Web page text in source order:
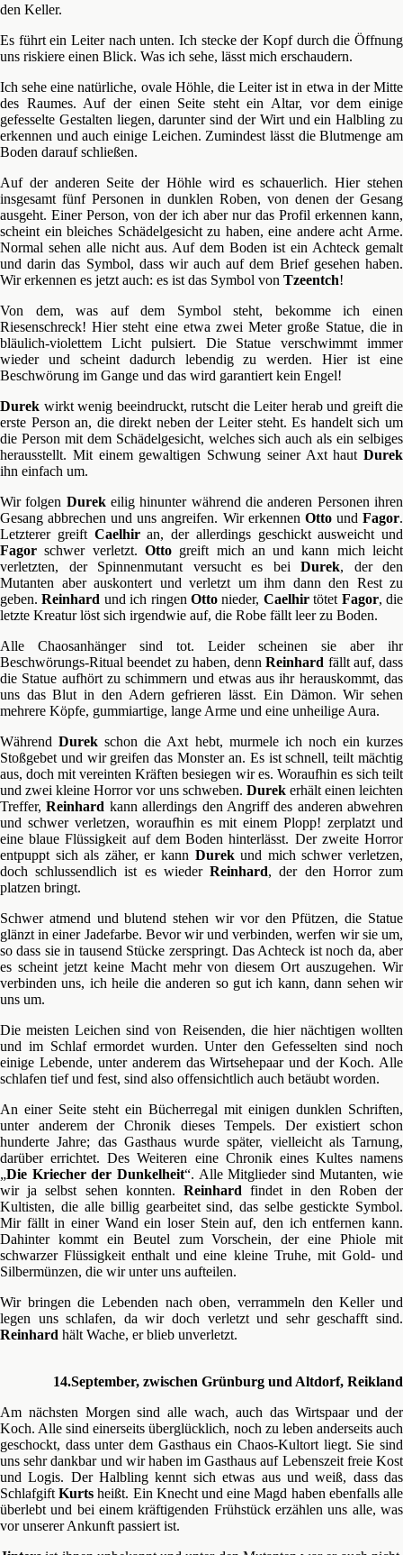
den Keller.
Es führt ein Leiter nach unten. Ich stecke der Kopf durch die Öffnung
uns riskiere einen Blick. Was ich sehe, lässt mich erschaudern.
Ich sehe eine natürliche, ovale Höhle, die Leiter ist in etwa in der Mitte
des Raumes. Auf der einen Seite steht ein Altar, vor dem einige
gefesselte Gestalten liegen, darunter sind der Wirt und ein Halbling zu
erkennen und auch einige Leichen. Zumindest lässt die Blutmenge am
Boden darauf schließen.
Auf der anderen Seite der Höhle wird es schauerlich. Hier stehen
insgesamt fünf Personen in dunklen Roben, von denen der Gesang
ausgeht. Einer Person, von der ich aber nur das Profil erkennen kann,
scheint ein bleiches Schädelgesicht zu haben, eine andere acht Arme.
Normal sehen alle nicht aus. Auf dem Boden ist ein Achteck gemalt
und darin das Symbol, dass wir auch auf dem Brief gesehen haben.
Wir erkennen es jetzt auch: es ist das Symbol von Tzeentch!
Von dem, was auf dem Symbol steht, bekomme ich einen
Riesenschreck! Hier steht eine etwa zwei Meter große Statue, die in
bläulich-violettem Licht pulsiert. Die Statue verschwimmt immer
wieder und scheint dadurch lebendig zu werden. Hier ist eine
Beschwörung im Gange und das wird garantiert kein Engel!
Durek wirkt wenig beeindruckt, rutscht die Leiter herab und greift die
erste Person an, die direkt neben der Leiter steht. Es handelt sich um
die Person mit dem Schädelgesicht, welches sich auch als ein selbiges
herausstellt. Mit einem gewaltigen Schwung seiner Axt haut Durek
ihn einfach um.
Wir folgen Durekeilig hinunter während die anderen Personen ihren
Gesang abbrechen und uns angreifen. Wir erkennen OttoundFagor.
Letzterer greift Caelhiran, der allerdings geschickt ausweicht und
Fagor schwer verletzt. Ottogreift mich an und kann mich leicht
verletzten, der Spinnenmutant versucht es bei Durek, der den
Mutanten aber auskontert und verletzt um ihm dann den Rest zu
geben.Reinhard und ich ringenOtto nieder, Caelhirtötet Fagor, die
letzte Kreatur löst sich irgendwie auf, die Robe fällt leer zu Boden.
Alle Chaosanhänger sind tot. Leider scheinen sie aber ihr
Beschwörungs-Ritual beendet zu haben, dennReinhard fällt auf, dass
die Statue aufhört zu schimmern und etwas aus ihr herauskommt, das
uns das Blut in den Adern gefrieren lässt. Ein Dämon. Wir sehen
mehrere Köpfe, gummiartige, lange Arme und eine unheilige Aura.
WährendDurek schon die Axt hebt, murmele ich noch ein kurzes
Stoßgebet und wir greifen das Monster an. Es ist schnell, teilt mächtig
aus, doch mit vereinten Kräften besiegen wir es. Woraufhin es sich teilt
und zwei kleine Horror vor uns schweben. Durekerhält einen leichten
Treffer,Reinhard kann allerdings den Angriff des anderen abwehren
und schwer verletzen, woraufhin es mit einem Plopp! zerplatzt und
eine blaue Flüssigkeit auf dem Boden hinterlässt. Der zweite Horror
entpuppt sich als zäher, er kann Durekund mich schwer verletzen,
doch schlussendlich ist es wiederReinhard, der den Horror zum
platzen bringt.
Schwer atmend und blutend stehen wir vor den Pfützen, die Statue
glänzt in einer Jadefarbe. Bevor wir und verbinden, werfen wir sie um,
so dass sie in tausend Stücke zerspringt. Das Achteck ist noch da, aber
es scheint jetzt keine Macht mehr von diesem Ort auszugehen. Wir
verbinden uns, ich heile die anderen so gut ich kann, dann sehen wir
uns um.
Die meisten Leichen sind von Reisenden, die hier nächtigen wollten
und im Schlaf ermordet wurden. Unter den Gefesselten sind noch
einige Lebende, unter anderem das Wirtsehepaar und der Koch. Alle
schlafen tief und fest, sind also offensichtlich auch betäubt worden.
An einer Seite steht ein Bücherregal mit einigen dunklen Schriften,
unter anderem der Chronik dieses Tempels. Der existiert schon
hunderte Jahre; das Gasthaus wurde später, vielleicht als Tarnung,
darüber errichtet. Des Weiteren eine Chronik eines Kultes namens
„Die Kriecher der Dunkelheit“. Alle Mitglieder sind Mutanten, wie
wir ja selbst sehen konnten. Reinhard findet in den Roben der
Kultisten, die alle billig gearbeitet sind, das selbe gestickte Symbol.
Mir fällt in einer Wand ein loser Stein auf, den ich entfernen kann.
Dahinter kommt ein Beutel zum Vorschein, der eine Phiole mit
schwarzer Flüssigkeit enthalt und eine kleine Truhe, mit Gold- und
Silbermünzen, die wir unter uns aufteilen.
Wir bringen die Lebenden nach oben, verrammeln den Keller und
legen uns schlafen, da wir doch verletzt und sehr geschafft sind.
Reinhard hält Wache, er blieb unverletzt.
14.September, zwischen Grünburg und Altdorf, Reikland
Am nächsten Morgen sind alle wach, auch das Wirtspaar und der
Koch. Alle sind einerseits überglücklich, noch zu leben anderseits auch
geschockt, dass unter dem Gasthaus ein Chaos-Kultort liegt. Sie sind
uns sehr dankbar und wir haben im Gasthaus auf Lebenszeit freie Kost
und Logis. Der Halbling kennt sich etwas aus und weiß, dass das
SchlafgiftKurts heißt. Ein Knecht und eine Magd haben ebenfalls alle
überlebt und bei einem kräftigenden Frühstück erzählen uns alle, was
vor unserer Ankunft passiert ist.